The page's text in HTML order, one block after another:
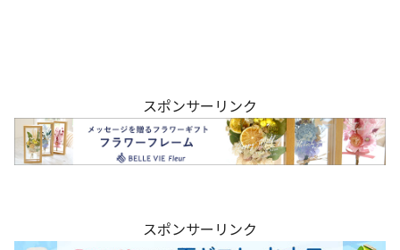
スポンサーリンク
スポンサーリンク